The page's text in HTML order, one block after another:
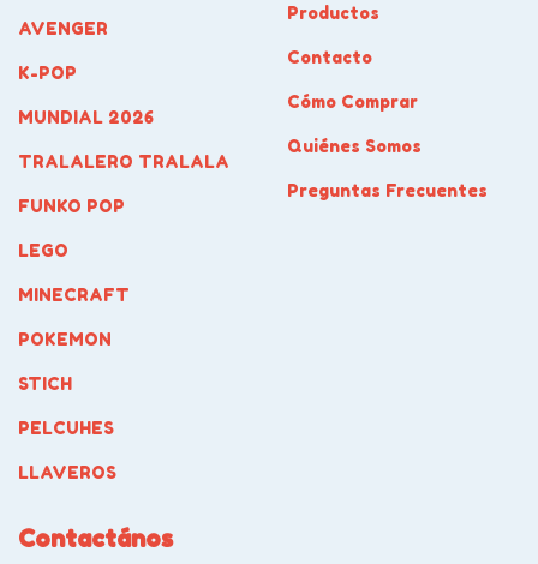
AVENGER
K-POP
MUNDIAL 2026
TRALALERO TRALALA
FUNKO POP
LEGO
MINECRAFT
POKEMON
STICH
PELCUHES
LLAVEROS
Productos
Contacto
Cómo Comprar
Quiénes Somos
Preguntas Frecuentes
Contactános